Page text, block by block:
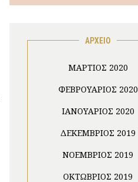
ΑΡΧΕΙΟ
ΜΆΡΤΙΟΣ 2020
ΦΕΒΡΟΥΆΡΙΟΣ 2020
ΙΑΝΟΥΆΡΙΟΣ 2020
ΔΕΚΈΜΒΡΙΟΣ 2019
ΝΟΈΜΒΡΙΟΣ 2019
ΟΚΤΏΒΡΙΟΣ 2019